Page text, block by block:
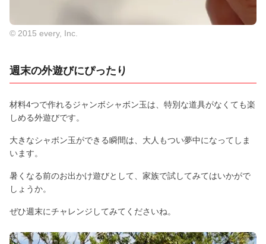
© 2015 every, Inc.
週末の外遊びにぴったり
材料4つで作れるジャンボシャボン玉は、特別な道具がなくても楽
しめる外遊びです。
大きなシャボン玉ができる瞬間は、大人もつい夢中になってしま
います。
暑くなる前のお出かけ遊びとして、家族で試してみてはいかがで
しょうか。
ぜひ週末にチャレンジしてみてくださいね。